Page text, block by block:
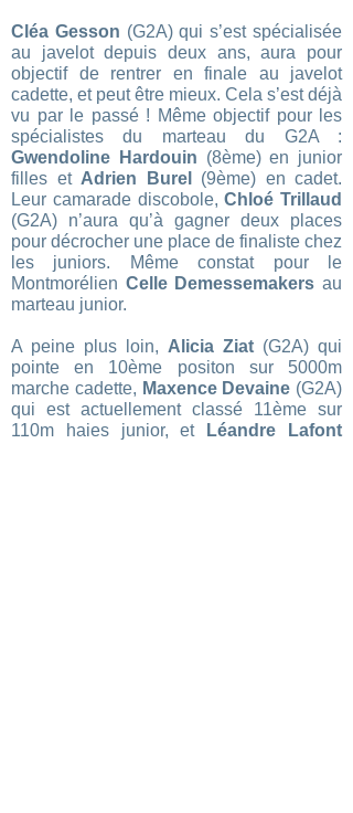
Cléa Gesson (G2A) qui s’est spécialisée
au javelot depuis deux ans, aura pour
objectif de rentrer en finale au javelot
cadette, et peut être mieux. Cela s’est déjà
vu par le passé ! Même objectif pour les
spécialistes du marteau du G2A :
Gwendoline Hardouin (8ème) en junior
filles et Adrien Burel(9ème) en cadet.
Leur camarade discobole,Chloé Trillaud
(G2A) n’aura qu’à gagner deux places
pour décrocher une place de finaliste chez
les juniors. Même constat pour le
Montmorélien Celle Demessemakers au
marteau junior.
A peine plus loin, Alicia Ziat (G2A) qui
pointe en 10ème positon sur 5000m
marche cadette, Maxence Devaine (G2A)
qui est actuellement classé 11ème sur
110m haies junior, et Léandre Lafont